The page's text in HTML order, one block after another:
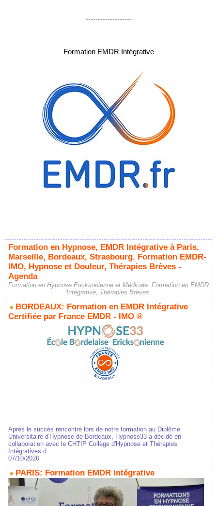
-------------------
Formation EMDR Intégrative
Formation en Hypnose, EMDR Intégrative à Paris,
Marseille, Bordeaux, Strasbourg. Formation EMDR-
IMO, Hypnose et Douleur, Thérapies Brèves -
Agenda
Formation en Hypnose Ericksonienne et Médicale. Formation en EMDR
Intégrative, Thérapies Brèves.
BORDEAUX: Formation en EMDR Intégrative
Certifiée par France EMDR - IMO ®
Après le succès rencontré lors de notre formation au Diplôme
Universitaire d'Hypnose de Bordeaux, Hypnose33 a décidé en
collaboration avec le CHTIP Collège d'Hypnose et Thérapies
Intégratives d...
07/10/2026
PARIS: Formation EMDR Intégrative